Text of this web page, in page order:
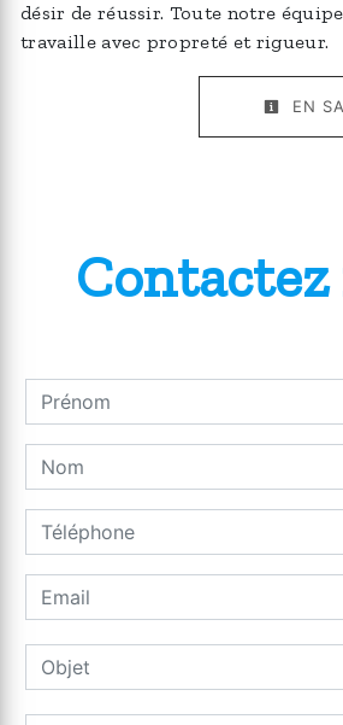
désir de réussir. Toute notre
travaille avec propreté et rigueur.
EN